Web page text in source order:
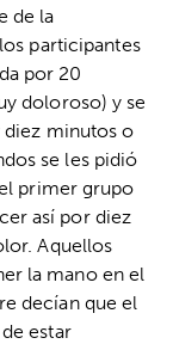
de la
participantes
por 20
doloroso) y se
diez minutos o
se les pidió
primer grupo
así por diez
Aquellos
la mano en el
decían que el
de estar